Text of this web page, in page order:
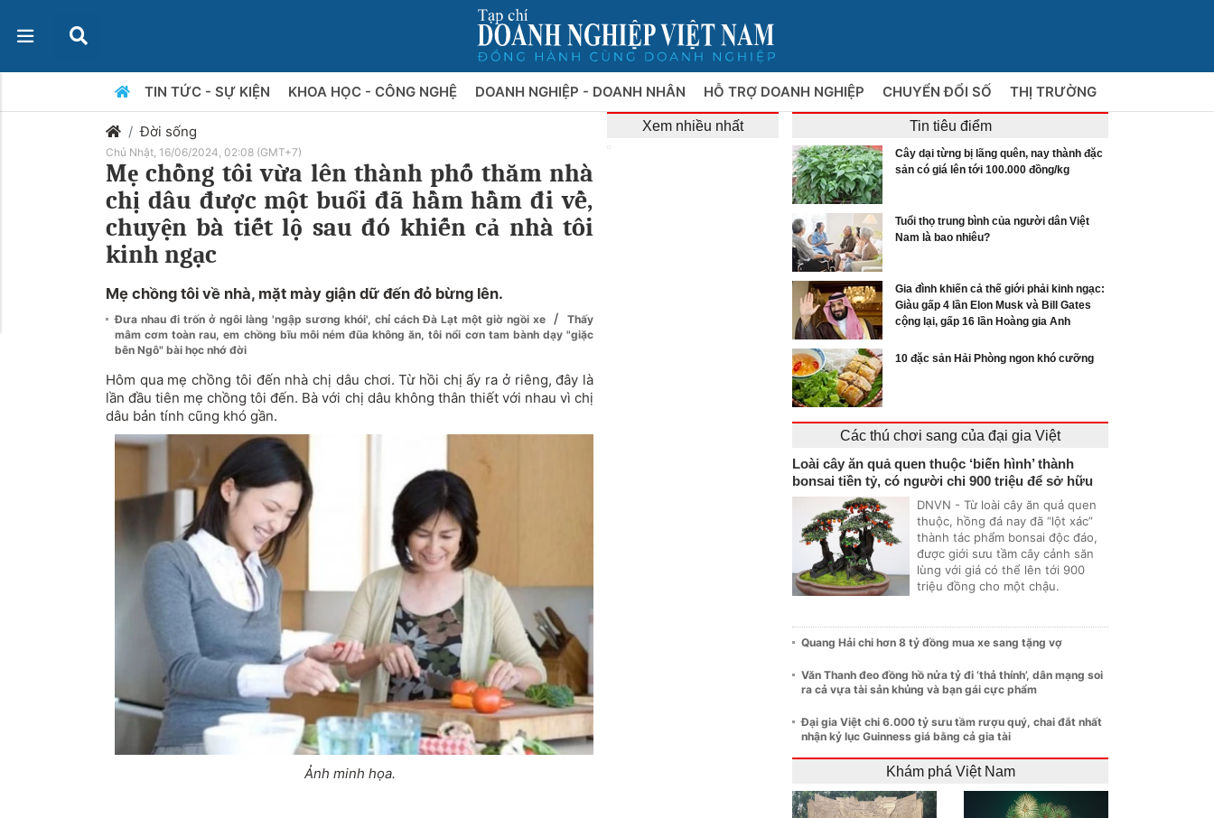
TIN TỨC - SỰ KIỆN KHOA HỌC - CÔNG NGHỆ DOANH NGHIỆP - DOANH NHÂN HỖ TRỢ DOANH NGHIỆP CHUYỂN ĐỔI SỐ THỊ TRƯỜNG
Đời sống
Chủ Nhật, 16/06/2024, 02:08 (GMT+7)
Mẹ chồng tôi vừa lên thành phố thăm nhà
chị dâu được một buổi đã hầm hầm đi về,
chuyện bà tiết lộ sau đó khiến cả nhà tôi
kinh ngạc
Mẹ chồng tôi về nhà, mặt mày giận dữ đến đỏ bừng lên.
Đưa nhau đi trốn ở ngôi làng 'ngập sương khói', chỉ cách Đà Lạt một giờ ngồi xe /
Thấy
mâm cơm toàn rau, em chồng bĩu môi ném đũa không ăn, tôi nổi cơn tam bành dạy "giặc
bên Ngô" bài học nhớ đời
Hôm qua mẹ chồng tôi đến nhà chị dâu chơi. Từ hồi chị ấy ra ở riêng, đây là
lần đầu tiên mẹ chồng tôi đến. Bà với chị dâu không thân thiết với nhau vì chị
dâu bản tính cũng khó gần.
Ảnh minh họa.
Xem nhiều nhất Tin tiêu điểm
Cây dại từng bị lãng quên, nay thành đặc
sản có giá lên tới 100.000 đồng/kg
Tuổi thọ trung bình của người dân Việt
Nam là bao nhiêu?
Gia đình khiến cả thế giới phải kinh ngạc:
Giàu gấp 4 lần Elon Musk và Bill Gates
cộng lại, gấp 16 lần Hoàng gia Anh
10 đặc sản Hải Phòng ngon khó cưỡng
Các thú chơi sang của đại gia Việt
Loài cây ăn quả quen thuộc ‘biến hình’ thành
bonsai tiền tỷ, có người chi 900 triệu để sở hữu
DNVN - Từ loài cây ăn quả quen
thuộc, hồng đá nay đã “lột xác”
thành tác phẩm bonsai độc đáo,
được giới sưu tầm cây cảnh săn
lùng với giá có thể lên tới 900
triệu đồng cho một chậu.
Quang Hải chi hơn 8 tỷ đồng mua xe sang tặng vợ
Văn Thanh đeo đồng hồ nửa tỷ đi ‘thả thính’, dân mạng soi
ra cả vựa tài sản khủng và bạn gái cực phẩm
Đại gia Việt chi 6.000 tỷ sưu tầm rượu quý, chai đắt nhất
nhận kỷ lục Guinness giá bằng cả gia tài
Khám phá Việt Nam